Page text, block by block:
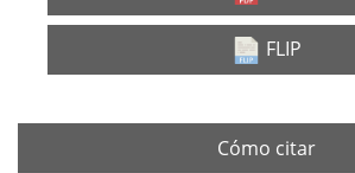
FLIP
Cómo citar